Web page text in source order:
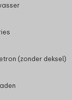
(zonder deksel)